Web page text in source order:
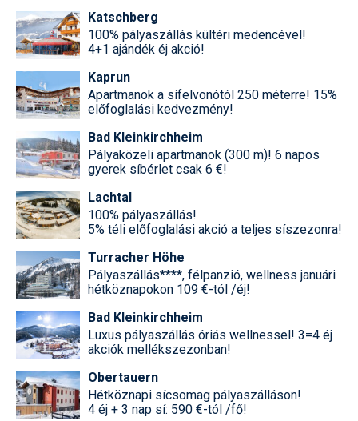
Katschberg
100% pályaszállás kültéri medencével!
4+1 ajándék éj akció!
Kaprun
Apartmanok a sífelvonótól 250 méterre! 15%
előfoglalási kedvezmény!
Bad Kleinkirchheim
Pályaközeli apartmanok (300 m)! 6 napos
gyerek síbérlet csak 6 €!
Lachtal
100% pályaszállás!
5% téli előfoglalási akció a teljes síszezonra!
Turracher Höhe
Pályaszállás****, félpanzió, wellness januári
hétköznapokon 109 €-tól /éj!
Bad Kleinkirchheim
Luxus pályaszállás óriás wellnessel! 3=4 éj
akciók mellékszezonban!
Obertauern
Hétköznapi sícsomag pályaszálláson!
4 éj + 3 nap sí: 590 €-tól /fő!